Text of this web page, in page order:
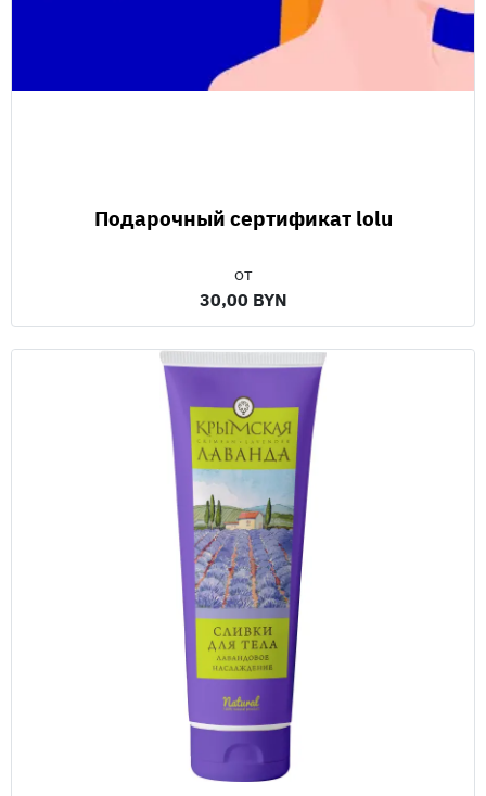
Подарочный сертификат lolu
от
30,00 BYN